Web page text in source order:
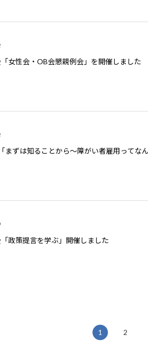
「女性会・OB会懇親例会」を開催しました
まずは知ることから～障がい者雇用ってな
「政策提言を学ぶ」開催しました
1 2